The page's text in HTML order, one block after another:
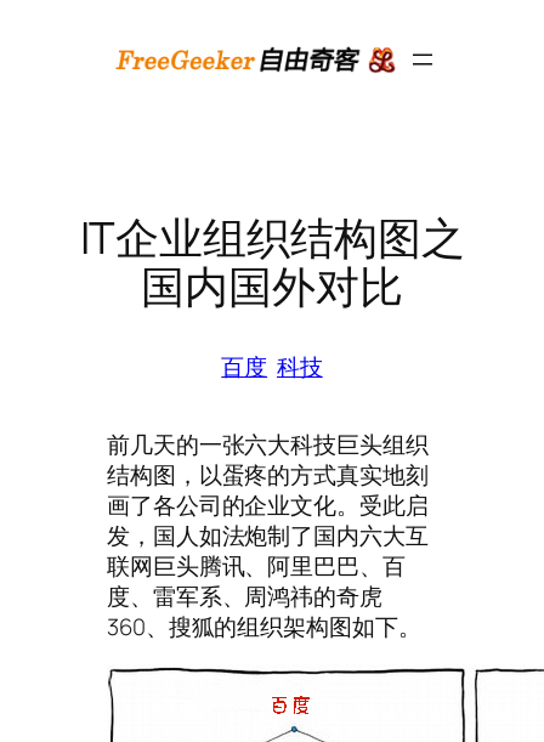
IT企业组织结构图之
国内国外对比
百度 科技
前几天的一张六大科技巨头组织
结构图，以蛋疼的方式真实地刻
画了各公司的企业文化。受此启
发，国人如法炮制了国内六大互
联网巨头腾讯、阿里巴巴、百
度、雷军系、周鸿祎的奇虎
360、搜狐的组织架构图如下。